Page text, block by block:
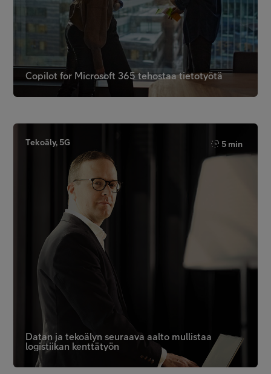
Copilot for Microsoft 365 tehostaa tietotyötä
Tekoäly, 5G 5 min
Datan ja tekoälyn seuraava aalto mullistaa
logistiikan kenttätyön